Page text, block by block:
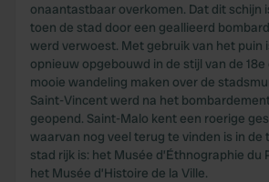
onaantastbaar overkomen. Dat dit schijn
toen de stad door een geallieerd
werd verwoest. Met gebruik van het puin
opnieuw opgebouwd in de stijl van de
mooie wandeling maken over de
Saint-Vincent werd na het
geopend. Saint-Malo kent een roerige
waarvan nog veel terug te vinden is in de
stad rijk is: het Musée d’Éthnographie du
het Musée d’Histoire de la Ville.